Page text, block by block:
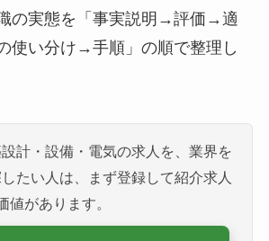
の実態を「事実説明→評価→適
使い分け→手順」の順で整理し
計・設備・電気の求人を、業界を
たい人は、まず登録して紹介求人
値があります。